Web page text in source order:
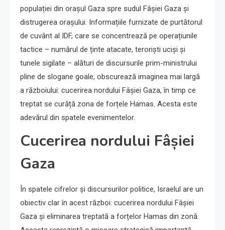
populației din orașul Gaza spre sudul Fâșiei Gaza și
distrugerea orașului. Informațiile furnizate de purtătorul
de cuvânt al IDF, care se concentrează pe operațiunile
tactice – numărul de ținte atacate, teroriști uciși și
tunele sigilate – alături de discursurile prim-ministrului
pline de slogane goale, obscurează imaginea mai largă
a războiului: cucerirea nordului Fâșiei Gaza, în timp ce
treptat se curăță zona de forțele Hamas. Acesta este
adevărul din spatele evenimentelor.
Cucerirea nordului Fâșiei
Gaza
În spatele cifrelor și discursurilor politice, Israelul are un
obiectiv clar în acest război: cucerirea nordului Fâșiei
Gaza și eliminarea treptată a forțelor Hamas din zonă.